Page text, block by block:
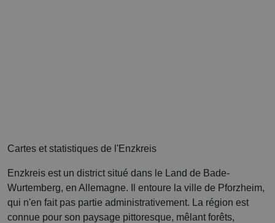
Cartes et statistiques de l'Enzkreis
Enzkreis est un district situé dans le Land de Bade-
Wurtemberg, en Allemagne. Il entoure la ville de Pforzheim,
qui n'en fait pas partie administrativement. La région est
connue pour son paysage pittoresque, mêlant forêts,